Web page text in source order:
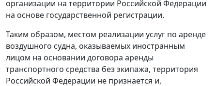
организации на территории Российской Федерации
на основе государственной регистрации.
Таким образом, местом реализации услуг по аренде
воздушного судна, оказываемых иностранным
лицом на основании договора аренды
транспортного средства без экипажа, территория
Российской Федерации не признается и,